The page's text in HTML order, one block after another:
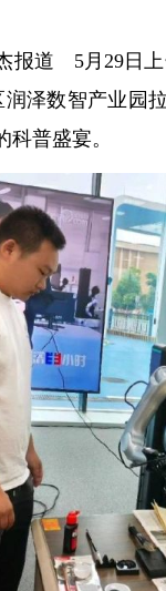
道 5月29日上
泽数智产业园
普盛宴。